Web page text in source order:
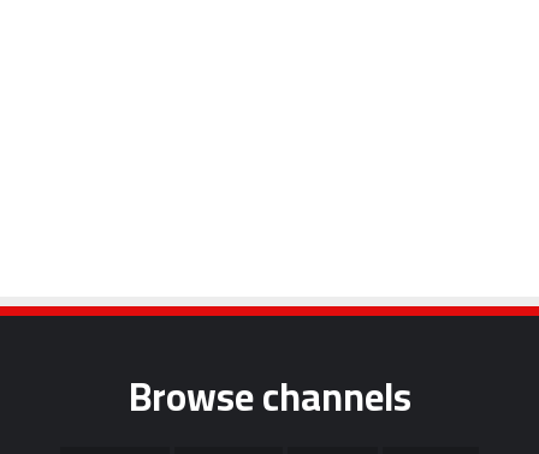
Browse channels